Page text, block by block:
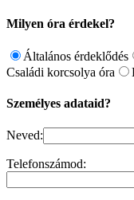
Milyen óra érdekel?
Általános érdeklődés
Családi korcsolya óra
Személyes adataid?
Neved:
Telefonszámod: